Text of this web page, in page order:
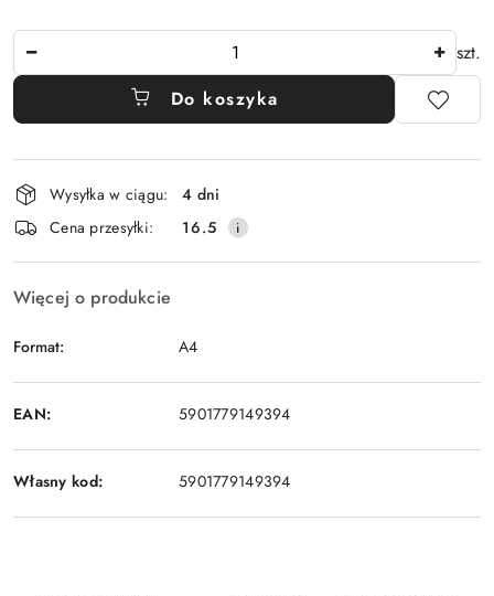
szt.
Do koszyka
Dostępność
i
dostawa
Wysyłka w ciągu:
4 dni
Cena przesyłki:
16.5
Więcej o produkcie
Format: A4
EAN: 5901779149394
Własny kod: 5901779149394